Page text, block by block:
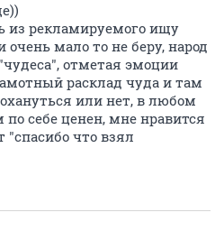
из рекламируемого ищу
мало то не беру, народ
отметая эмоции
расклад чуда и там
или нет, в любом
себе ценен, мне нравится
что взял